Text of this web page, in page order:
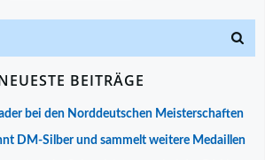
BEITRÄGE
bei den Norddeutschen Meisterschaften
DM-Silber und sammelt weitere Medaillen